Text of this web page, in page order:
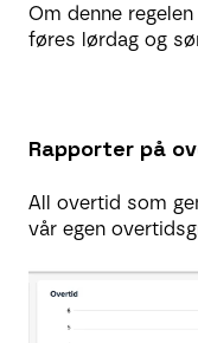
Om denne
føres lørdag og
Rapporter på
All overtid som
vår egen